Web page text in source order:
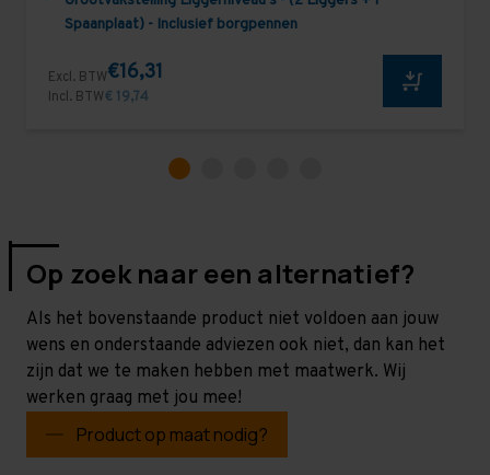
Spaanplaat) - Inclusief borgpennen
Excl. BTW€16,31
Incl. BTW€ 19,74
Op zoek naar een alternatief?
Als het bovenstaande product niet voldoen aan jouw
wens en onderstaande adviezen ook niet, dan kan het
zijn dat we te maken hebben met maatwerk. Wij
werken graag met jou mee!
Product op maat nodig?